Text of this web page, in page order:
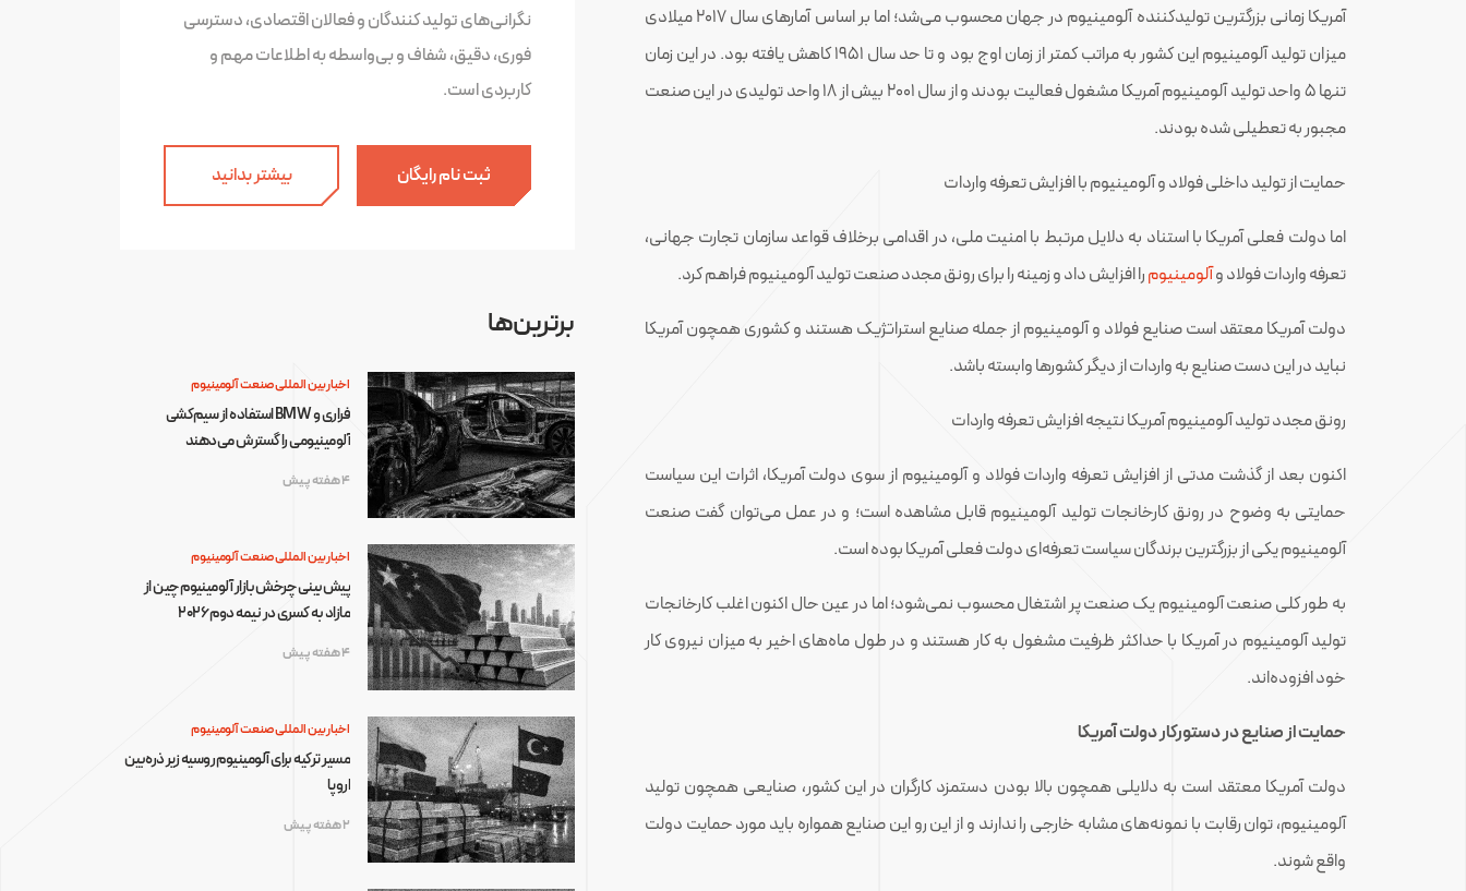
آمریکا زمانی بزرگترین تولیدکننده آلومینیوم در جهان محسوب می‌شد؛ اما بر اساس آمارهای سال ۲۰۱۷ میلادی
میزان تولید آلومینیوم این کشور به مراتب کمتر از زمان اوج بود و تا حد سال ۱۹۵۱ کاهش یافته بود. در این زمان
تنها ۵ واحد تولید آلومینیوم آمریکا مشغول فعالیت بودند و از سال ۲۰۰۱ بیش از ۱۸ واحد تولیدی در این صنعت
مجبور به تعطیلی شده بودند.
حمایت از تولید داخلی فولاد و آلومینیوم با افزایش تعرفه واردات
اما دولت فعلی آمریکا با استناد به دلایل مرتبط با امنیت ملی، در اقدامی برخلاف قواعد سازمان تجارت جهانی،
تعرفه واردات فولاد وآلومینیومرا افزایش داد و زمینه را برای رونق مجدد صنعت تولید آلومینیوم فراهم کرد.
دولت آمریکا معتقد است صنایع فولاد و آلومینیوم از جمله صنایع استراتژیک هستند و کشوری همچون آمریکا
نباید در این دست صنایع به واردات از دیگر کشورها وابسته باشد.
رونق مجدد تولید آلومینیوم آمریکا نتیجه افزایش تعرفه واردات
اکنون بعد از گذشت مدتی از افزایش تعرفه واردات فولاد و آلومینیوم از سوی دولت آمریکا، اثرات این سیاست
حمایتی به وضوح در رونق کارخانجات تولید آلومینیوم قابل مشاهده است؛ و در عمل می‌توان گفت صنعت
آلومینیوم یکی از بزرگترین برندگان سیاست تعرفه‌ای دولت فعلی آمریکا بوده است.
به طور کلی صنعت آلومینیوم یک صنعت پر اشتغال محسوب نمی‌شود؛ اما در عین حال اکنون اغلب کارخانجات
تولید آلومینیوم در آمریکا با حداکثر ظرفیت مشغول به کار هستند و در طول ماه‌های اخیر به میزان نیروی کار
خود افزوده‌اند.
حمایت از صنایع در دستورکار دولت آمریکا
دولت آمریکا معتقد است به دلایلی همچون بالا بودن دستمزد کارگران در این کشور، صنایعی همچون تولید
آلومینیوم، توان رقابت با نمونه‌های مشابه خارجی را ندارند و از این رو این صنایع همواره باید مورد حمایت دولت
واقع شوند.
نگرانی‌های تولید کنندگان و فعالان اقتصادی، دسترسی
فوری، دقیق، شفاف و بی‌واسطه به اطلاعات مهم و
کاربردی است.
ثبت نام رایگان بیشتر بدانید
برترین‌ها
اخبار بین المللی صنعت آلومینیوم
فراری و BMW استفاده از سیم‌کشی
آلومینیومی را گسترش می‌دهند
4 هفته پیش
اخبار بین المللی صنعت آلومینیوم
پیش‌بینی چرخش بازار آلومینیوم چین از
مازاد به کسری در نیمه دوم ۲۰۲۶
4 هفته پیش
اخبار بین المللی صنعت آلومینیوم
مسیر ترکیه برای آلومینیوم روسیه زیر ذره‌بین
اروپا
2 هفته پیش